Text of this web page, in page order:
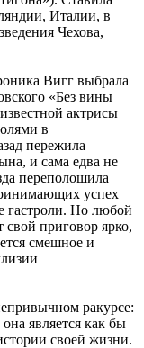
Италии, в
Чехова,
Вигг выбрала
«Без вины
актрисы
в
пережила
и сама едва не
переполошила
успех
гастроли. Но любой
свой приговор ярко,
смешное и
ракурсе:
является как бы
своей жизни.